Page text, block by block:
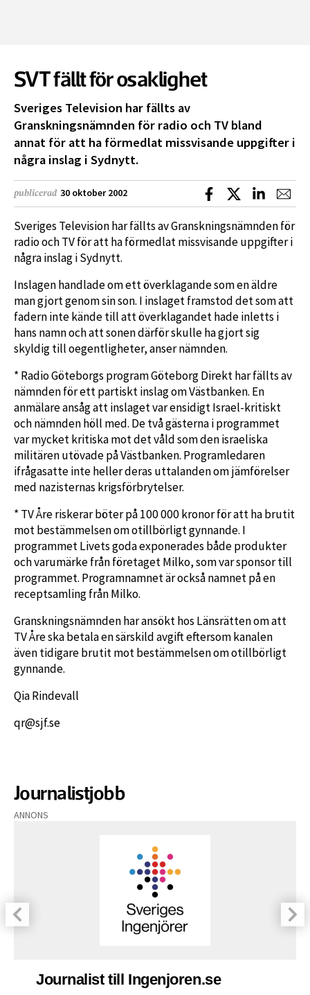
SVT fällt för osaklighet
Sveriges Television har fällts av
Granskningsnämnden för radio och TV bland
annat för att ha förmedlat missvisande uppgifter i
några inslag i Sydnytt.
publicerad 30 oktober 2002 Dela på Facebook
Dela på XDela på
Sveriges Television har fällts av Granskningsnämnden för
radio och TV för att ha förmedlat missvisande uppgifter i
några inslag i Sydnytt.
Inslagen handlade om ett överklagande som en äldre
man gjort genom sin son. I inslaget framstod det som att
fadern inte kände till att överklagandet hade inletts i
hans namn och att sonen därför skulle ha gjort sig
skyldig till oegentligheter, anser nämnden.
* Radio Göteborgs program Göteborg Direkt har fällts av
nämnden för ett partiskt inslag om Västbanken. En
anmälare ansåg att inslaget var ensidigt Israel-kritiskt
och nämnden höll med. De två gästerna i programmet
var mycket kritiska mot det våld som den israeliska
militären utövade på Västbanken. Programledaren
ifrågasatte inte heller deras uttalanden om jämförelser
med nazisternas krigsförbrytelser.
* TV Åre riskerar böter på 100 000 kronor för att ha brutit
mot bestämmelsen om otillbörligt gynnande. I
programmet Livets goda exponerades både produkter
och varumärke från företaget Milko, som var sponsor till
programmet. Programnamnet är också namnet på en
receptsamling från Milko.
Granskningsnämnden har ansökt hos Länsrätten om att
TV Åre ska betala en särskild avgift eftersom kanalen
även tidigare brutit mot bestämmelsen om otillbörligt
gynnande.
Qia Rindevall
qr@sjf.se
Journalistjobb
ANNONS
Journalist till Ingenjoren.se